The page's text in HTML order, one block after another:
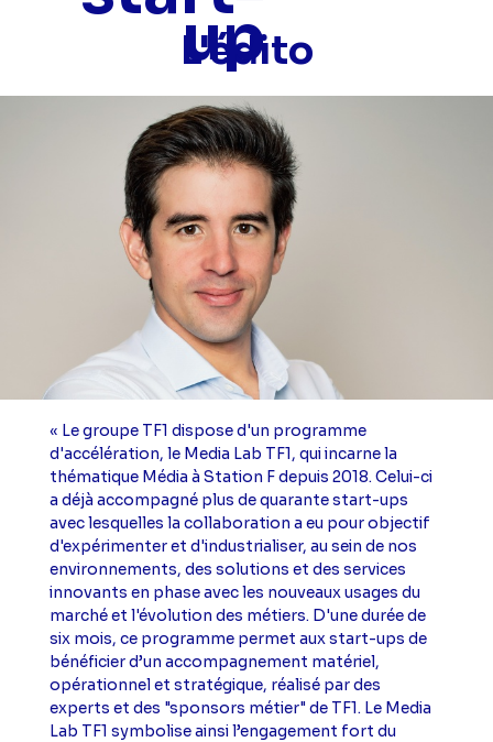
up
L'édito
« Le groupe TF1 dispose d'un programme
d'accélération, le Media Lab TF1, qui incarne la
thématique Média à Station F depuis 2018. Celui-ci
a déjà accompagné plus de quarante start-ups
avec lesquelles la collaboration a eu pour objectif
d'expérimenter et d'industrialiser, au sein de nos
environnements, des solutions et des services
innovants en phase avec les nouveaux usages du
marché et l'évolution des métiers. D'une durée de
six mois, ce programme permet aux start-ups de
bénéficier d’un accompagnement matériel,
opérationnel et stratégique, réalisé par des
experts et des "sponsors métier" de TF1. Le Media
Lab TF1 symbolise ainsi l’engagement fort du